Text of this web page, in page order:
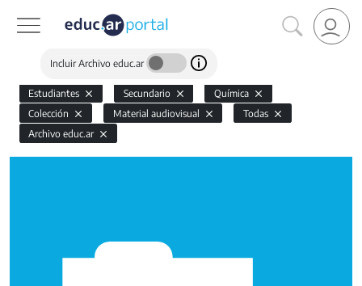
Incluir Archivo educ.ar
Estudiantes Secundario
Química
Colección
Material audiovisual
Todas
Archivo educ.ar